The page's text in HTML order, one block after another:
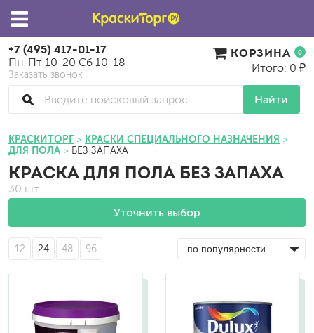
+7 (495) 417-01-17
Пн-Пт 10-20 Сб 10-18
Заказать звонок
Найти
КОРЗИНА 0
Итого: 0 ₽
КРАСКИТОРГ
КРАСКИ СПЕЦИАЛЬНОГО НАЗНАЧЕНИЯ
ДЛЯ ПОЛА
БЕЗ ЗАПАХА
КРАСКА ДЛЯ ПОЛА БЕЗ ЗАПАХА
30 шт.
Уточнить выбор
12 24 48 96